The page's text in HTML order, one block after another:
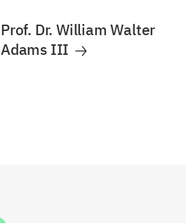
Prof. Dr. William Walter
Adams III